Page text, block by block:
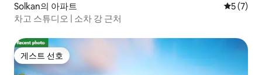
Solkan의 아파트 평점 5점
5 (7)
차고 스튜디오 | 소차 강 근처
게스트 선호
게스트 선호